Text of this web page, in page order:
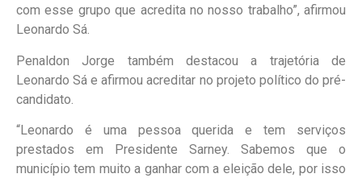
com esse grupo que acredita no nosso trabalho”, afirmou
Leonardo Sá.
Penaldon Jorge também destacou a trajetória de
Leonardo Sá e afirmou acreditar no projeto político do pré-
candidato.
“Leonardo é uma pessoa querida e tem serviços
prestados em Presidente Sarney. Sabemos que o
município tem muito a ganhar com a eleição dele, por isso